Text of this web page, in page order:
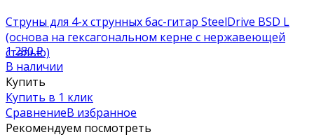
Струны для 4-х струнных бас-гитар SteelDrive BSD L
(основа на гексагональном керне с нержавеющей
сталью)
1 280₽
В наличии
Купить
Купить в 1 клик
СравнениеВ избранное
Рекомендуем посмотреть